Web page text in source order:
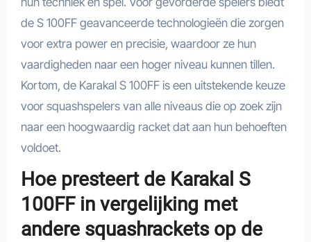
de S 100FF geavanceerde technologieën die zorgen
voor extra power en precisie, waardoor ze hun
vaardigheden naar een hoger niveau kunnen tillen.
Kortom, de Karakal S 100FF is een uitstekende keuze
voor squashspelers van alle niveaus die op zoek zijn
naar een hoogwaardig racket dat aan hun behoeften
voldoet.
Hoe presteert de Karakal S
100FF in vergelijking met
andere squashrackets op de